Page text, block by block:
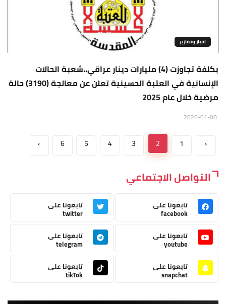
اخبار وتقارير
بكلفة تجاوزت (4) مليارات دينار عراقي..شعبة الحالات
الإنسانية في العتبة الحسينية تعلن عن معالجة (3190) حالة
مرضية خلال عام 2025
‹
1
2
3
4
5
6
›
التواصل الاجتماعي
تابعونا على
facebook
تابعونا على
twitter
تابعونا على
youtube
تابعونا على
telegram
تابعونا على
snapchat
تابعونا على
tikTok